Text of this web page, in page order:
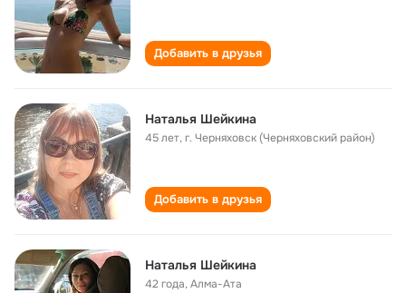
Добавить в друзья
Наталья Шейкина
45 лет,г. Черняховск (Черняховский район)
Добавить в друзья
Наталья Шейкина
42 года,Алма-Ата